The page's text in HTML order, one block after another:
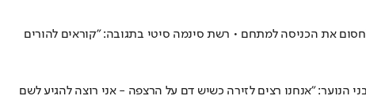
את הכניסה למתחם • רשת סינמה סיטי בתגובה: "קוראים להורים
הנוער: "אנחנו רצים לזירה כשיש דם על הרצפה - אני רוצה להגיע לשם